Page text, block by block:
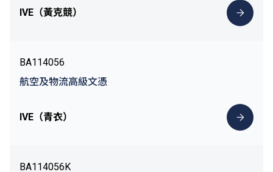
IVE（黃克競）
BA114056
航空及物流高級文憑
IVE（青衣）
BA114056K